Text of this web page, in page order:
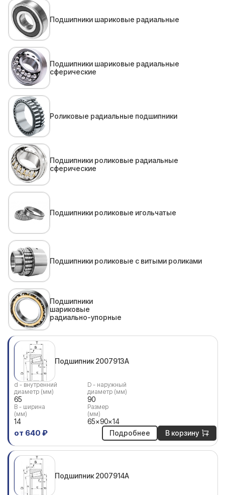
Подшипники шариковые радиальные
Подшипники шариковые радиальные
сферические
Роликовые радиальные подшипники
Подшипники роликовые радиальные
сферические
Подшипники роликовые игольчатые
Подшипники роликовые с витыми роликами
Подшипники
шариковые
радиально-упорные
Подшипник 2007913А
d - внутренний
диаметр (мм)
65
D - наружный
диаметр (мм)
90
В - ширина
(мм)
14
Размер
(мм)
65x90x14
от 640 ₽ Подробнее В корзину
Подшипник 2007914А